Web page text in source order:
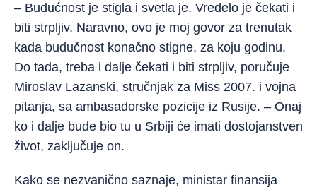
– Budućnost je stigla i svetla je. Vredelo je čekati i
biti strpljiv. Naravno, ovo je moj govor za trenutak
kada budučnost konačno stigne, za koju godinu.
Do tada, treba i dalje čekati i biti strpljiv, poručuje
Miroslav Lazanski, stručnjak za Miss 2007. i vojna
pitanja, sa ambasadorske pozicije iz Rusije. – Onaj
ko i dalje bude bio tu u Srbiji će imati dostojanstven
život, zaključuje on.
Kako se nezvanično saznaje, ministar finansija